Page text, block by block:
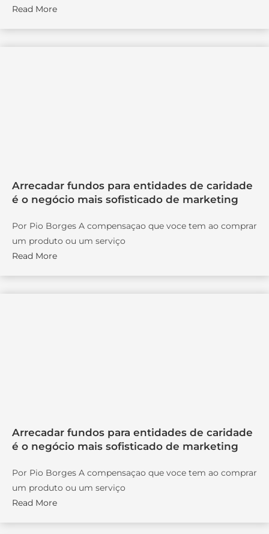
Read More
Arrecadar fundos para entidades de caridade
é o negócio mais sofisticado de marketing
Por Pio Borges A compensaçao que voce tem ao comprar
um produto ou um serviço
Read More
Arrecadar fundos para entidades de caridade
é o negócio mais sofisticado de marketing
Por Pio Borges A compensaçao que voce tem ao comprar
um produto ou um serviço
Read More